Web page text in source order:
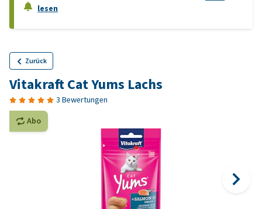
lesen
Zurück
Vitakraft Cat Yums Lachs
3 Bewertungen
Abo